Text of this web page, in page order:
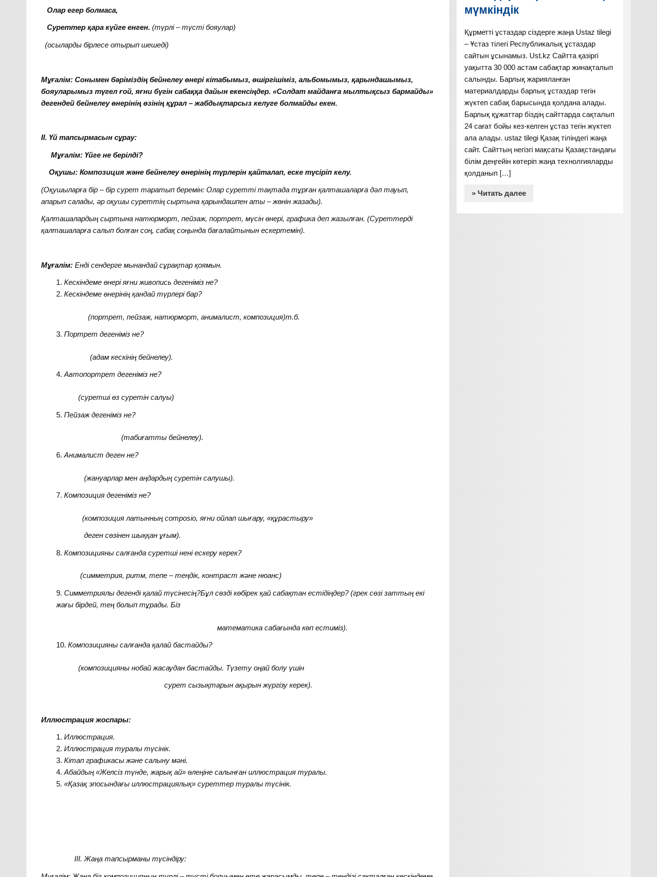
Олар егер болмаса,
Суреттер қара күйге енген.(түрлі – түсті бояулар)
(осыларды бірлесе отырып шешеді)
Мұғалім:Сонымен бәріміздің бейнелеу өнері кітабымыз, өшіргішіміз, альбомымыз, қарындашымыз,
бояуларымыз түгел ғой, яғни бүгін сабаққа дайын екенсіңдер. «Солдат майданға мылтықсыз бармайды»
дегендей бейнелеу өнерінің өзінің құрал – жабдықтарсыз келуге болмайды екен.
ІІ. Үй тапсырмасын сұрау:
Мұғалім: Үйге не берілді?
Оқушы:Композиция және бейнелеу өнерінің түрлерін қайталап, еске түсіріп келу.
(Оқушыларға бір – бір сурет таратып беремін: Олар суретті тақтада тұрған қалташаларға дәл тауып,
апарып салады, әр оқушы суреттің сыртына қарындашпен аты – жөнін жазады).
Қалташалардың сыртына натюрморт, пейзаж, портрет, мүсін өнері, графика деп жазылған. (Суреттерді
қалташаларға салып болған соң, сабақ соңында бағалайтынын ескертемін).
Мұғалім:Енді сендерге мынандай сұрақтар қоямын.
Кескіндеме өнері яғни живопись дегеніміз не?
Кескіндеме өнерінің қандай түрлері бар?
(портрет, пейзаж, натюрморт, анималист, композиция)т.б.
Портрет дегеніміз не?
(адам кескінің бейнелеу).
Автопортрет дегеніміз не?
(суретші өз суретін салуы)
Пейзаж дегеніміз не?
(табиғатты бейнелеу).
Анималист деген не?
(жануарлар мен аңдардың суретін салушы).
Композиция дегеніміз не?
(композиция латынның composio, яғни ойлап шығару, «құрастыру»
деген сөзінен шыққан ұғым).
Композицияны салғанда суретші нені ескеру керек?
(симметрия, ритм, тепе – теңдік, контраст және нюанс)
Симметриялы дегенді қалай түсінесің?Бұл сөзді көбірек қай сабақтан естідіңдер? (грек сөзі заттың екі
жағы бірдей, тең болып тұрады. Біз
математика сабағында көп естиміз).
Композицияны салғанда қалай бастайды?
(композицияны нобай жасаудан бастайды. Түзету оңай болу үшін
сурет сызықтарын ақырын жүргізу керек).
Иллюстрация жоспары:
Иллюстрация.
Иллюстрация туралы түсінік.
Кітап графикасы және салыну мәні.
Абайдың «Желсіз түнде, жарық ай» өлеңіне салынған иллюстрация туралы.
«Қазақ эпосындағы иллюстрациялық» суреттер туралы түсінік.
ІІІ. Жаңа тапсырманы түсіндіру:
мүмкіндік
Құрметті ұстаздар сіздерге жаңа Ustaz tilegi
– Ұстаз тілегі Республикалық ұстаздар
сайтын ұсынамыз. Ust.kz Сайтта қазіргі
уақытта 30 000 астам сабақтар жинақталып
салынды. Барлық жарияланған
материалдарды барлық ұстаздар тегін
жүктеп сабақ барысында қолдана алады.
Барлық құжаттар біздің сайттарда сақталып
24 сағат бойы кез-келген ұстаз тегін жүктеп
ала алады. ustaz tilegi Қазақ тіліндегі жаңа
сайт. Сайттың негізгі мақсаты Қазақстандағы
білім деңгейін көтеріп жаңа технолгияларды
қолданып […]
» Читать далее